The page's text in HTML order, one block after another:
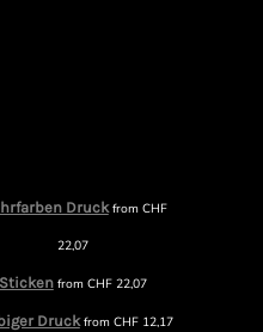
Druckfrom CHF
22,07
Stickenfrom CHF22,07
Druckfrom CHF12,17